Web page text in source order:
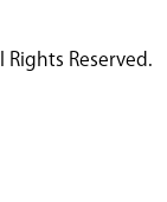
Reserved.